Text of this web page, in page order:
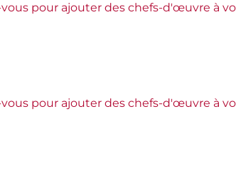
pour ajouter des chefs-d'œuvre à
pour ajouter des chefs-d'œuvre à